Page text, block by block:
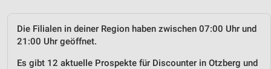
Die Filialen in deiner Region haben zwischen 07:00 Uhr und
21:00 Uhr geöffnet.
Es gibt 12 aktuelle Prospekte für Discounter in Otzberg und